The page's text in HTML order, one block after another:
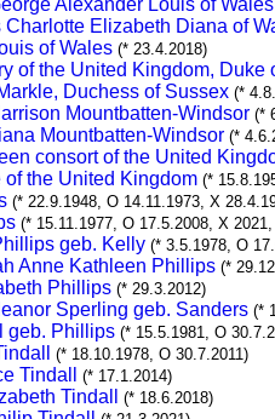
Charlotte Elizabeth Diana of
of Wales (* 23.4.2018)
of the United Kingdom, Duke
Duchess of Sussex (*
Mountbatten-Windsor (*
Mountbatten-Windsor (*
consort of the United
of the United Kingdom (*
(* 22.9.1948, O 14.11.1973, X
(* 15.11.1977, O 17.5.2008, X
geb. Kelly (* 3.5.1978, O
Anne Kathleen Phillips (*
Phillips (* 29.3.2012)
Sperling geb. Sanders (*
geb. Phillips (* 15.5.1981, O
(* 18.10.1978, O 30.7.2011)
Tindall (* 17.1.2014)
Tindall (* 18.6.2018)